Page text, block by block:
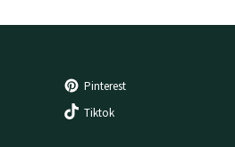
Pinterest
Tiktok